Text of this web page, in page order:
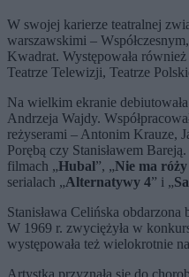
W swojej karierze teatralnej
warszawskimi –
Kwadrat. Występowała
Teatrze Telewizji, Teatrze
Na wielkim ekranie
Andrzeja Wajdy.
reżyserami – Antonim Krauze,
Porębą czy Stanisławem
filmach „Hubal”, „Nie ma
serialach „Alternatywy 4” i „
Stanisława Celińska
W 1969 r. zwyciężyła w
występowała też wielokrotnie